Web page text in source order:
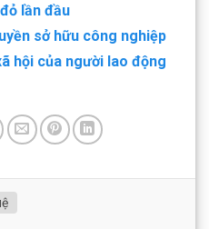
lần đầu
sở hữu công nghiệp
hội của người lao động